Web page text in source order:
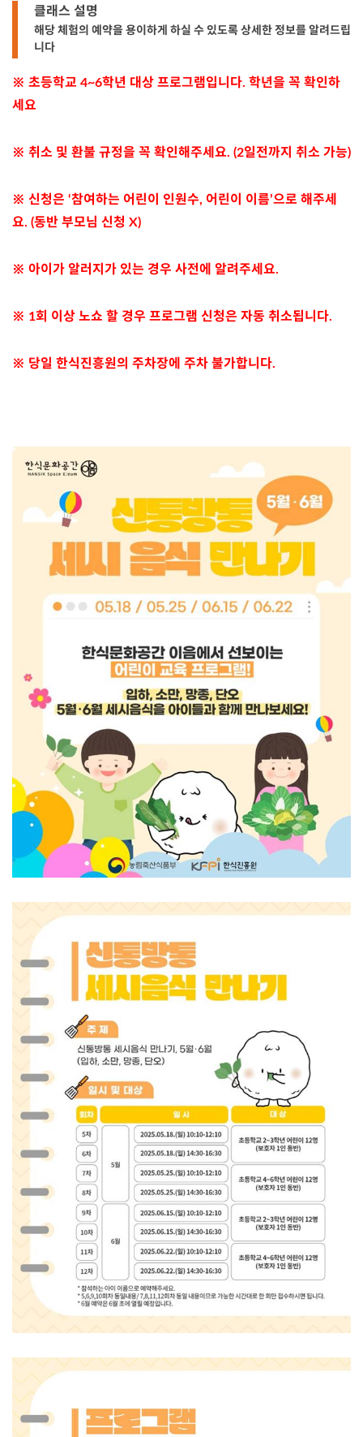
클래스 설명
해당 체험의 예약을 용이하게 하실 수 있도록 상세한 정보를 알려드립
니다
※ 초등학교 4~6학년 대상 프로그램입니다. 학년을 꼭 확인하
세요
※ 취소 및 환불 규정을 꼭 확인해주세요. (2일전까지 취소 가능)
※ 신청은 ‘참여하는 어린이 인원수, 어린이 이름’으로 해주세
요. (동반 부모님 신청 X)
※ 아이가 알러지가 있는 경우 사전에 알려주세요.
※ 1회 이상 노쇼 할 경우 프로그램 신청은 자동 취소됩니다.
※ 당일 한식진흥원의 주차장에 주차 불가합니다.